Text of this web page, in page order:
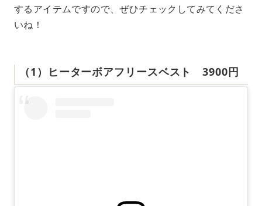
するアイテムですので、ぜひチェックしてみてくださ
いね！
（1）ヒーターボアフリースベスト 3900円